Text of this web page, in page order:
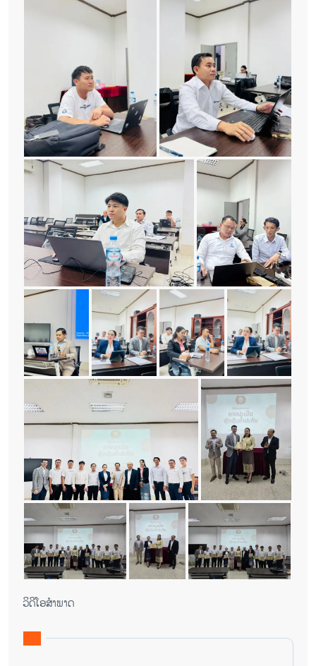
ວິ​ດີ​ໂອ​ສຳ​ພາດ